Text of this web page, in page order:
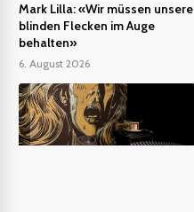
Mark Lilla: «Wir müssen unsere
blinden Flecken im Auge
behalten»
6. August 2026